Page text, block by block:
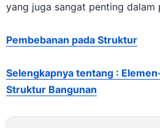
yang juga sangat penting dalam
Pembebanan pada Struktur
Selengkapnya tentang :
Struktur Bangunan